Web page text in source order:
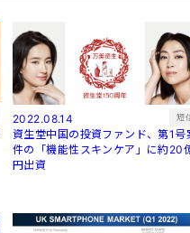
2022.08.14 短
資生堂中国の投資ファンド、第1号
件の「機能性スキンケア」に約20
円出資